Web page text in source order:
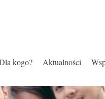
kogo? Aktualności